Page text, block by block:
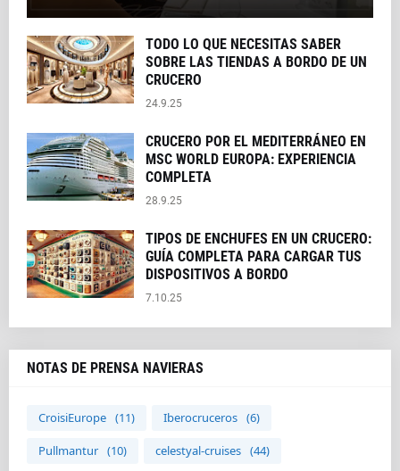
TODO LO QUE NECESITAS SABER
SOBRE LAS TIENDAS A BORDO DE UN
CRUCERO
24.9.25
CRUCERO POR EL MEDITERRÁNEO EN
MSC WORLD EUROPA: EXPERIENCIA
COMPLETA
28.9.25
TIPOS DE ENCHUFES EN UN CRUCERO:
GUÍA COMPLETA PARA CARGAR TUS
DISPOSITIVOS A BORDO
7.10.25
NOTAS DE PRENSA NAVIERAS
CroisiEurope (11) Iberocruceros (6)
Pullmantur (10) celestyal-cruises (44)